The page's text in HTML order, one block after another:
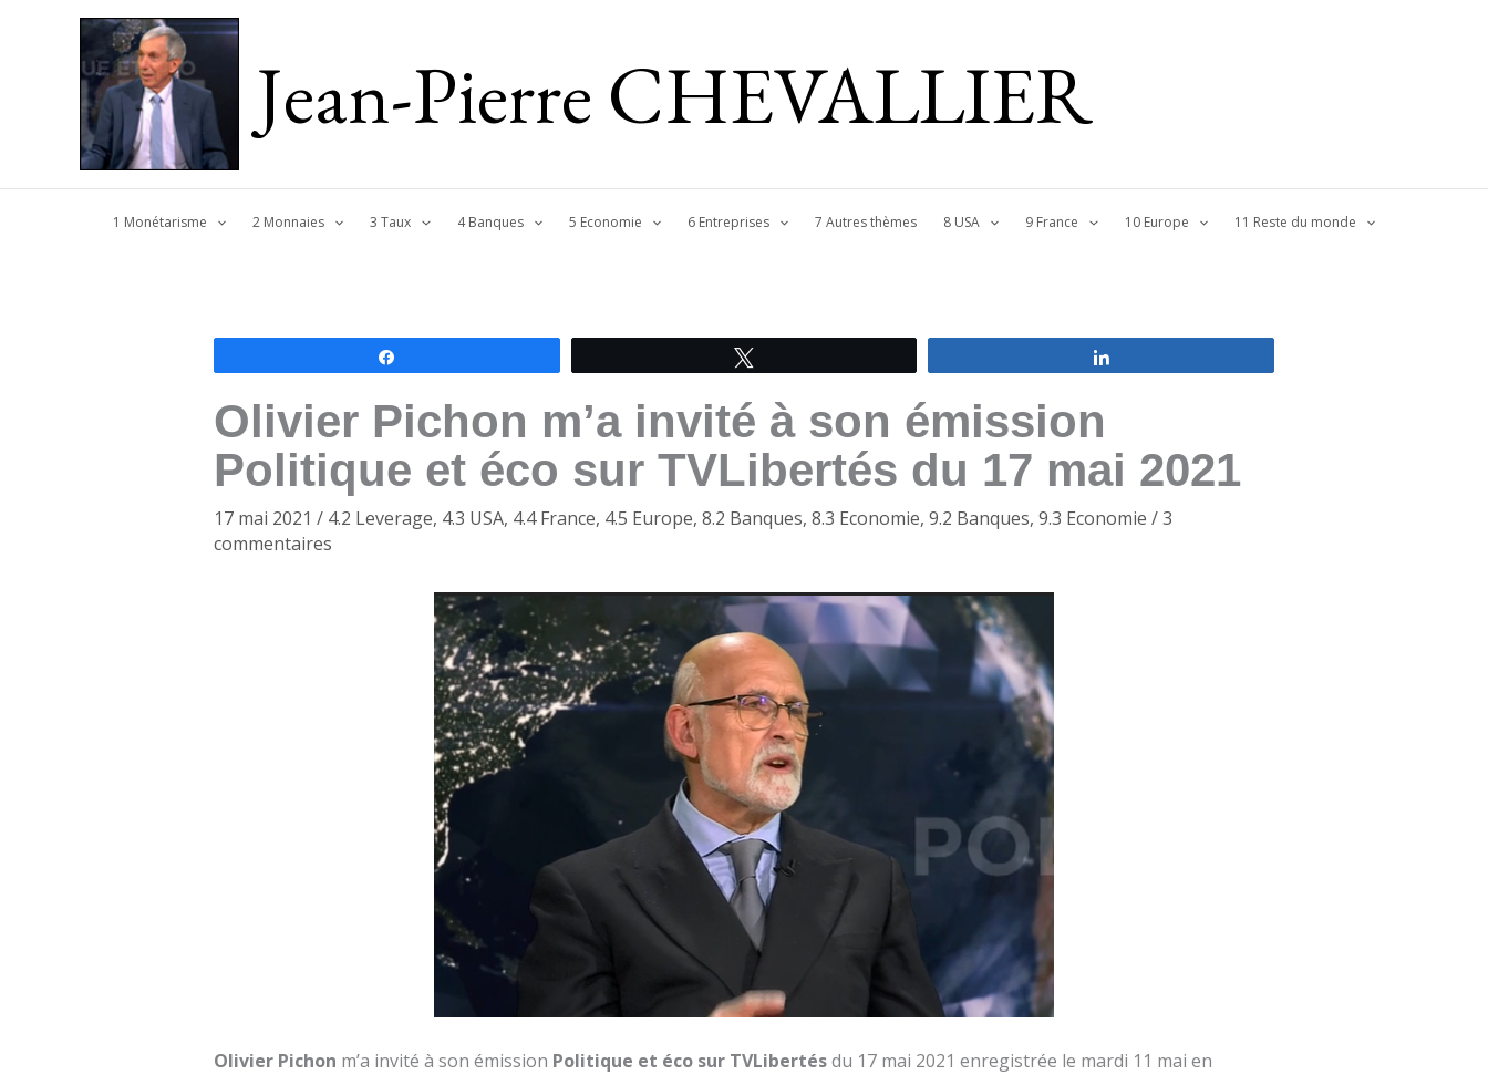
Jean-Pierre CHEVALLIER
1 Monétarisme 2 Monnaies 3 Taux 4 Banques 5 Economie 6 Entreprises 7 Autres thèmes 8 USA 9 France 10 Europe 11 Reste du monde
Olivier Pichon m’a invité à son émission
Politique et éco sur TVLibertés du 17 mai 2021
17 mai 2021 / 4.2 Leverage, 4.3 USA, 4.4 France, 4.5 Europe, 8.2 Banques, 8.3 Economie, 9.2 Banques, 9.3 Economie /3
commentaires
Olivier Pichon m’a invité à son émission Politique et éco sur TVLibertésdu 17 mai 2021 enregistrée le mardi 11 mai en